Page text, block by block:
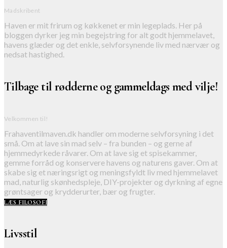
Madskribent
Haven er mit frirum og køkkenet er min legeplads. Her på
bloggen dyrker jeg min begejstring for alt godt hjemmelavet,
havens glæder og det enkle, selvforsynende liv med nærvær og
nedsat hastighed.
Tilbage til rødderne og gammeldags med vilje!
Velkommen til!
Frahaventilmaven.dk handler om moderne selvforsyning i det
små. Om at lave sin mad selv – fra bunden – og gerne af
hjemmedyrkede råvarer. Om at lave sig et spisekammer,
gemme forråd og konservere havens og naturens gaver. Om at
skabe sig et næringsrigt og meningsfyldt liv med hjemmelavet
mad, naturlig skønhedspleje, DIY-projekter og dyrkning af egne
grøntsager og krydderurter, bær og frugter.
LÆS FILOSOFI
Livsstil